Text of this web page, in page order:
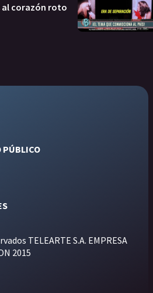
al corazón roto
PÚBLICO
TELEARTE S.A. EMPRESA
2015